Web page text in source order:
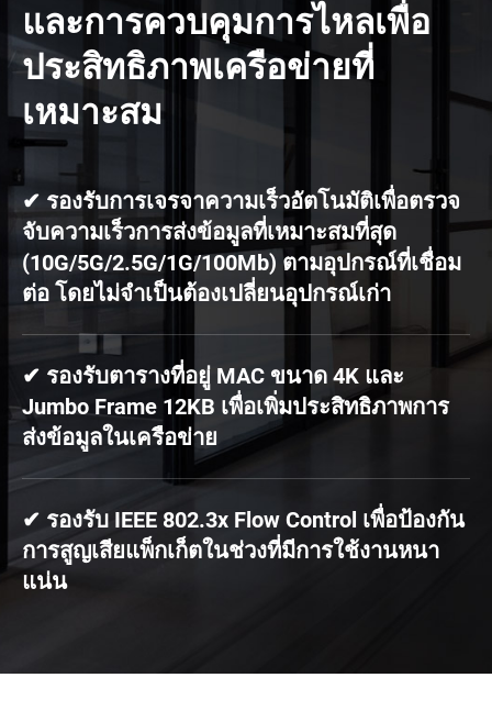
และการควบคุมการไหลเพื่อ
ประสิทธิภาพเครือข่ายที่
เหมาะสม
✔ รองรับการเจรจาความเร็วอัตโนมัติเพื่อตรวจ
จับความเร็วการส่งข้อมูลที่เหมาะสมที่สุด
(10G/5G/2.5G/1G/100Mb) ตามอุปกรณ์ที่เชื่อม
ต่อ โดยไม่จำเป็นต้องเปลี่ยนอุปกรณ์เก่า
✔ รองรับตารางที่อยู่ MAC ขนาด 4K และ
Jumbo Frame 12KB เพื่อเพิ่มประสิทธิภาพการ
ส่งข้อมูลในเครือข่าย
✔ รองรับ IEEE 802.3x Flow Control เพื่อป้องกัน
การสูญเสียแพ็กเก็ตในช่วงที่มีการใช้งานหนา
แน่น